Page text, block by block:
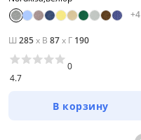
+4
Ш 285x В 87x Г 190
4.7
0
В корзину